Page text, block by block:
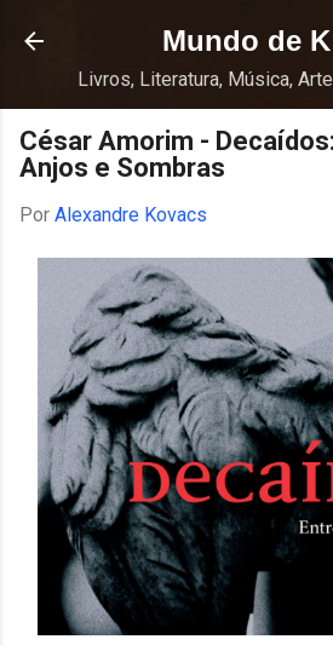
Pular para o
Mundo de K
Livros, Literatura, Música,
César Amorim -
Anjos e Sombras
Por Alexandre Kovacs